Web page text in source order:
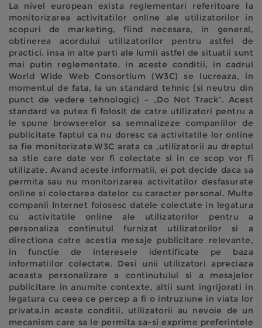
La nivel european exista reglementari referitoare la
monitorizarea activitatilor online ale utilizatorilor in
scopuri de marketing, fiind necesara, in general,
obtinerea acordului utilizatorilor pentru astfel de
practici. insa in alte parti ale lumii astfel de situatii sunt
mai putin reglementate. in aceste conditii, in cadrul
World Wide Web Consortium (W3C) se lucreaza, in
momentul de fata, la un standard tehnic (si neutru din
punct de vedere tehnologic) – „Do Not Track”. Acest
standard va putea fi folosit de catre utilizatori pentru a
le spune browserelor sa semnalizeze companiilor de
publicitate faptul ca nu doresc ca activitatile lor online
sa fie monitorizate.W3C arata ca „utilizatorii au dreptul
sa stie care date vor fi colectate si in ce scop vor fi
utilizate. Avand aceste informatii, ei pot decide daca sa
permita sau nu monitorizarea activitatilor desfasurate
online si colectarea datelor cu caracter personal. Multe
companii Internet folosesc datele colectate in legatura
cu activitatile online ale utilizatorilor pentru a
personaliza continutul furnizat utilizatorilor si a
directiona catre acestia mesaje publicitare relevante,
in functie de interesele identificate pe baza
informatiilor colectate. Desi unii utilizatori apreciaza
aceasta personalizare a continutului si a mesajelor
publicitare in anumite contexte, altii sunt ingrijorati in
legatura cu ceea ce percep a fi o intruziune in viata lor
privata.in aceste conditii, utilizatorii au nevoie de un
mecanism care sa le permita sa-si exprime preferintele